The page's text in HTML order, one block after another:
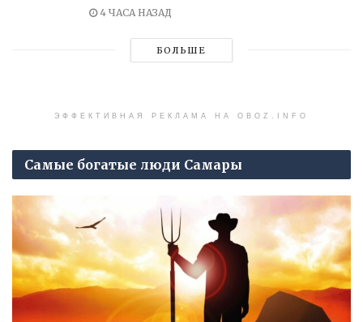
4 ЧАСА НАЗАД
БОЛЬШЕ
ЭФФЕКТИВНАЯ РЕКЛАМА НА OBOZ.INFO
Самые богатые люди Самары